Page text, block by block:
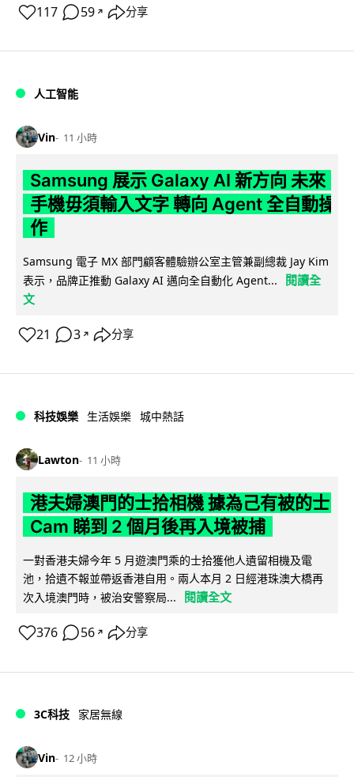
117 59 ↗ 分享
人工智能
Vin 11 小時
Samsung 展示 Galaxy AI 新方向 未來
手機毋須輸入文字 轉向 Agent 全自動操
作
Samsung 電子 MX 部門顧客體驗辦公室主管兼副總裁 Jay Kim
表示，品牌正推動 Galaxy AI 邁向全自動化 Agent...
閱讀全
文
21 3 ↗ 分享
科技娛樂 生活娛樂 城中熱話
Lawton 11 小時
港夫婦澳門的士拾相機 據為己有被的士
Cam 睇到 2 個月後再入境被捕
一對香港夫婦今年 5 月遊澳門乘的士拾獲他人遺留相機及電
池，拾遺不報並帶返香港自用。兩人本月 2 日經港珠澳大橋再
次入境澳門時，被治安警察局...
閱讀全文
376 56 ↗ 分享
3C科技 家居無線
Vin 12 小時